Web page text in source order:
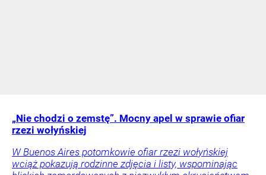
„Nie chodzi o zemstę”. Mocny apel w sprawie ofiar
rzezi wołyńskiej
W Buenos Aires potomkowie ofiar rzezi wołyńskiej
wciąż pokazują rodzinne zdjęcia i listy, wspominając